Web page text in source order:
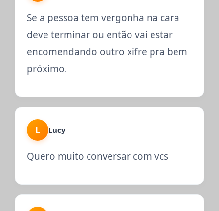
Se a pessoa tem vergonha na cara
deve terminar ou então vai estar
encomendando outro xifre pra bem
próximo.
L Lucy
Quero muito conversar com vcs